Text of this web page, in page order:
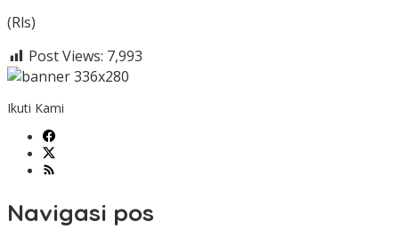
(Rls)
Post Views: 7,993
Ikuti Kami
Navigasi pos